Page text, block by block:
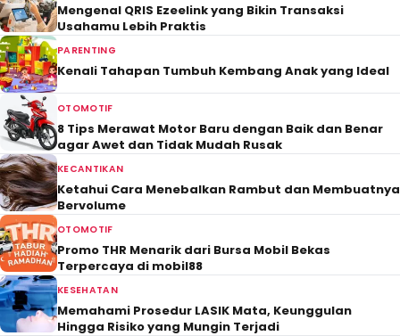
Mengenal QRIS Ezeelink yang Bikin Transaksi
Usahamu Lebih Praktis
PARENTING
Kenali Tahapan Tumbuh Kembang Anak yang Ideal
OTOMOTIF
8 Tips Merawat Motor Baru dengan Baik dan Benar
agar Awet dan Tidak Mudah Rusak
KECANTIKAN
Ketahui Cara Menebalkan Rambut dan Membuatnya
Bervolume
OTOMOTIF
Promo THR Menarik dari Bursa Mobil Bekas
Terpercaya di mobil88
KESEHATAN
Memahami Prosedur LASIK Mata, Keunggulan
Hingga Risiko yang Mungin Terjadi